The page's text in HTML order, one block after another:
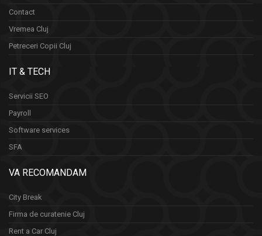
Contact
Vremea Cluj
Petreceri Copii Cluj
IT & TECH
Servicii SEO
Payroll
Software services
SFA
VA RECOMANDAM
City Break
Firma de curatenie Cluj
Rent a Car Cluj